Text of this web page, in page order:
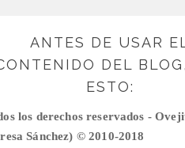
ANTES DE USAR
DEL
ESTO:
los derechos reservados -
Sánchez) © 2010-2018